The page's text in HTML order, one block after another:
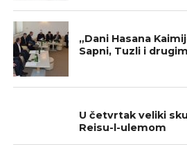
„Dani Hasana
Sapni, Tuzli i
U četvrtak veliki
Reisu-l-ulemom